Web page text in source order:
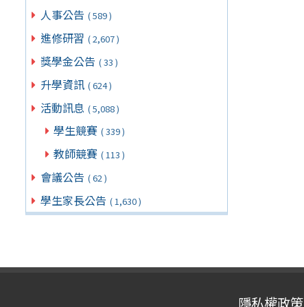
人事公告 ( 589 )
進修研習 ( 2,607 )
獎學金公告 ( 33 )
升學資訊 ( 624 )
活動訊息 ( 5,088 )
學生競賽 ( 339 )
教師競賽 ( 113 )
會議公告 ( 62 )
學生家長公告 ( 1,630 )
隱私權政策